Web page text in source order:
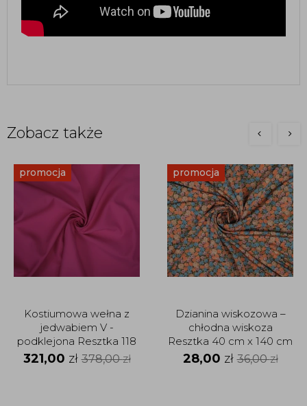
Zobacz także
promocja
Kostiumowa wełna z
jedwabiem V -
podklejona Resztka 118
cm x 150 cm
321,00 zł 378,00zł
promocja
Dzianina wiskozowa –
chłodna wiskoza
Resztka 40 cm x 140 cm
28,00 zł 36,00zł